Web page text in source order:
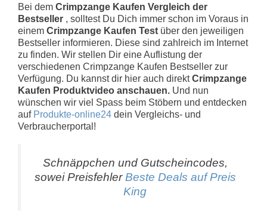
Bei dem Crimpzange Kaufen Vergleich der
Bestseller , solltest Du Dich immer schon im Voraus in
einem Crimpzange Kaufen Test über den jeweiligen
Bestseller informieren. Diese sind zahlreich im Internet
zu finden. Wir stellen Dir eine Auflistung der
verschiedenen Crimpzange Kaufen Bestseller zur
Verfügung. Du kannst dir hier auch direktCrimpzange
Kaufen Produktvideo anschauen. Und nun
wünschen wir viel Spass beim Stöbern und entdecken
auf Produkte-online24 dein Vergleichs- und
Verbraucherportal!
Schnäppchen und Gutscheincodes,
sowei Preisfehler Beste Deals auf Preis
King